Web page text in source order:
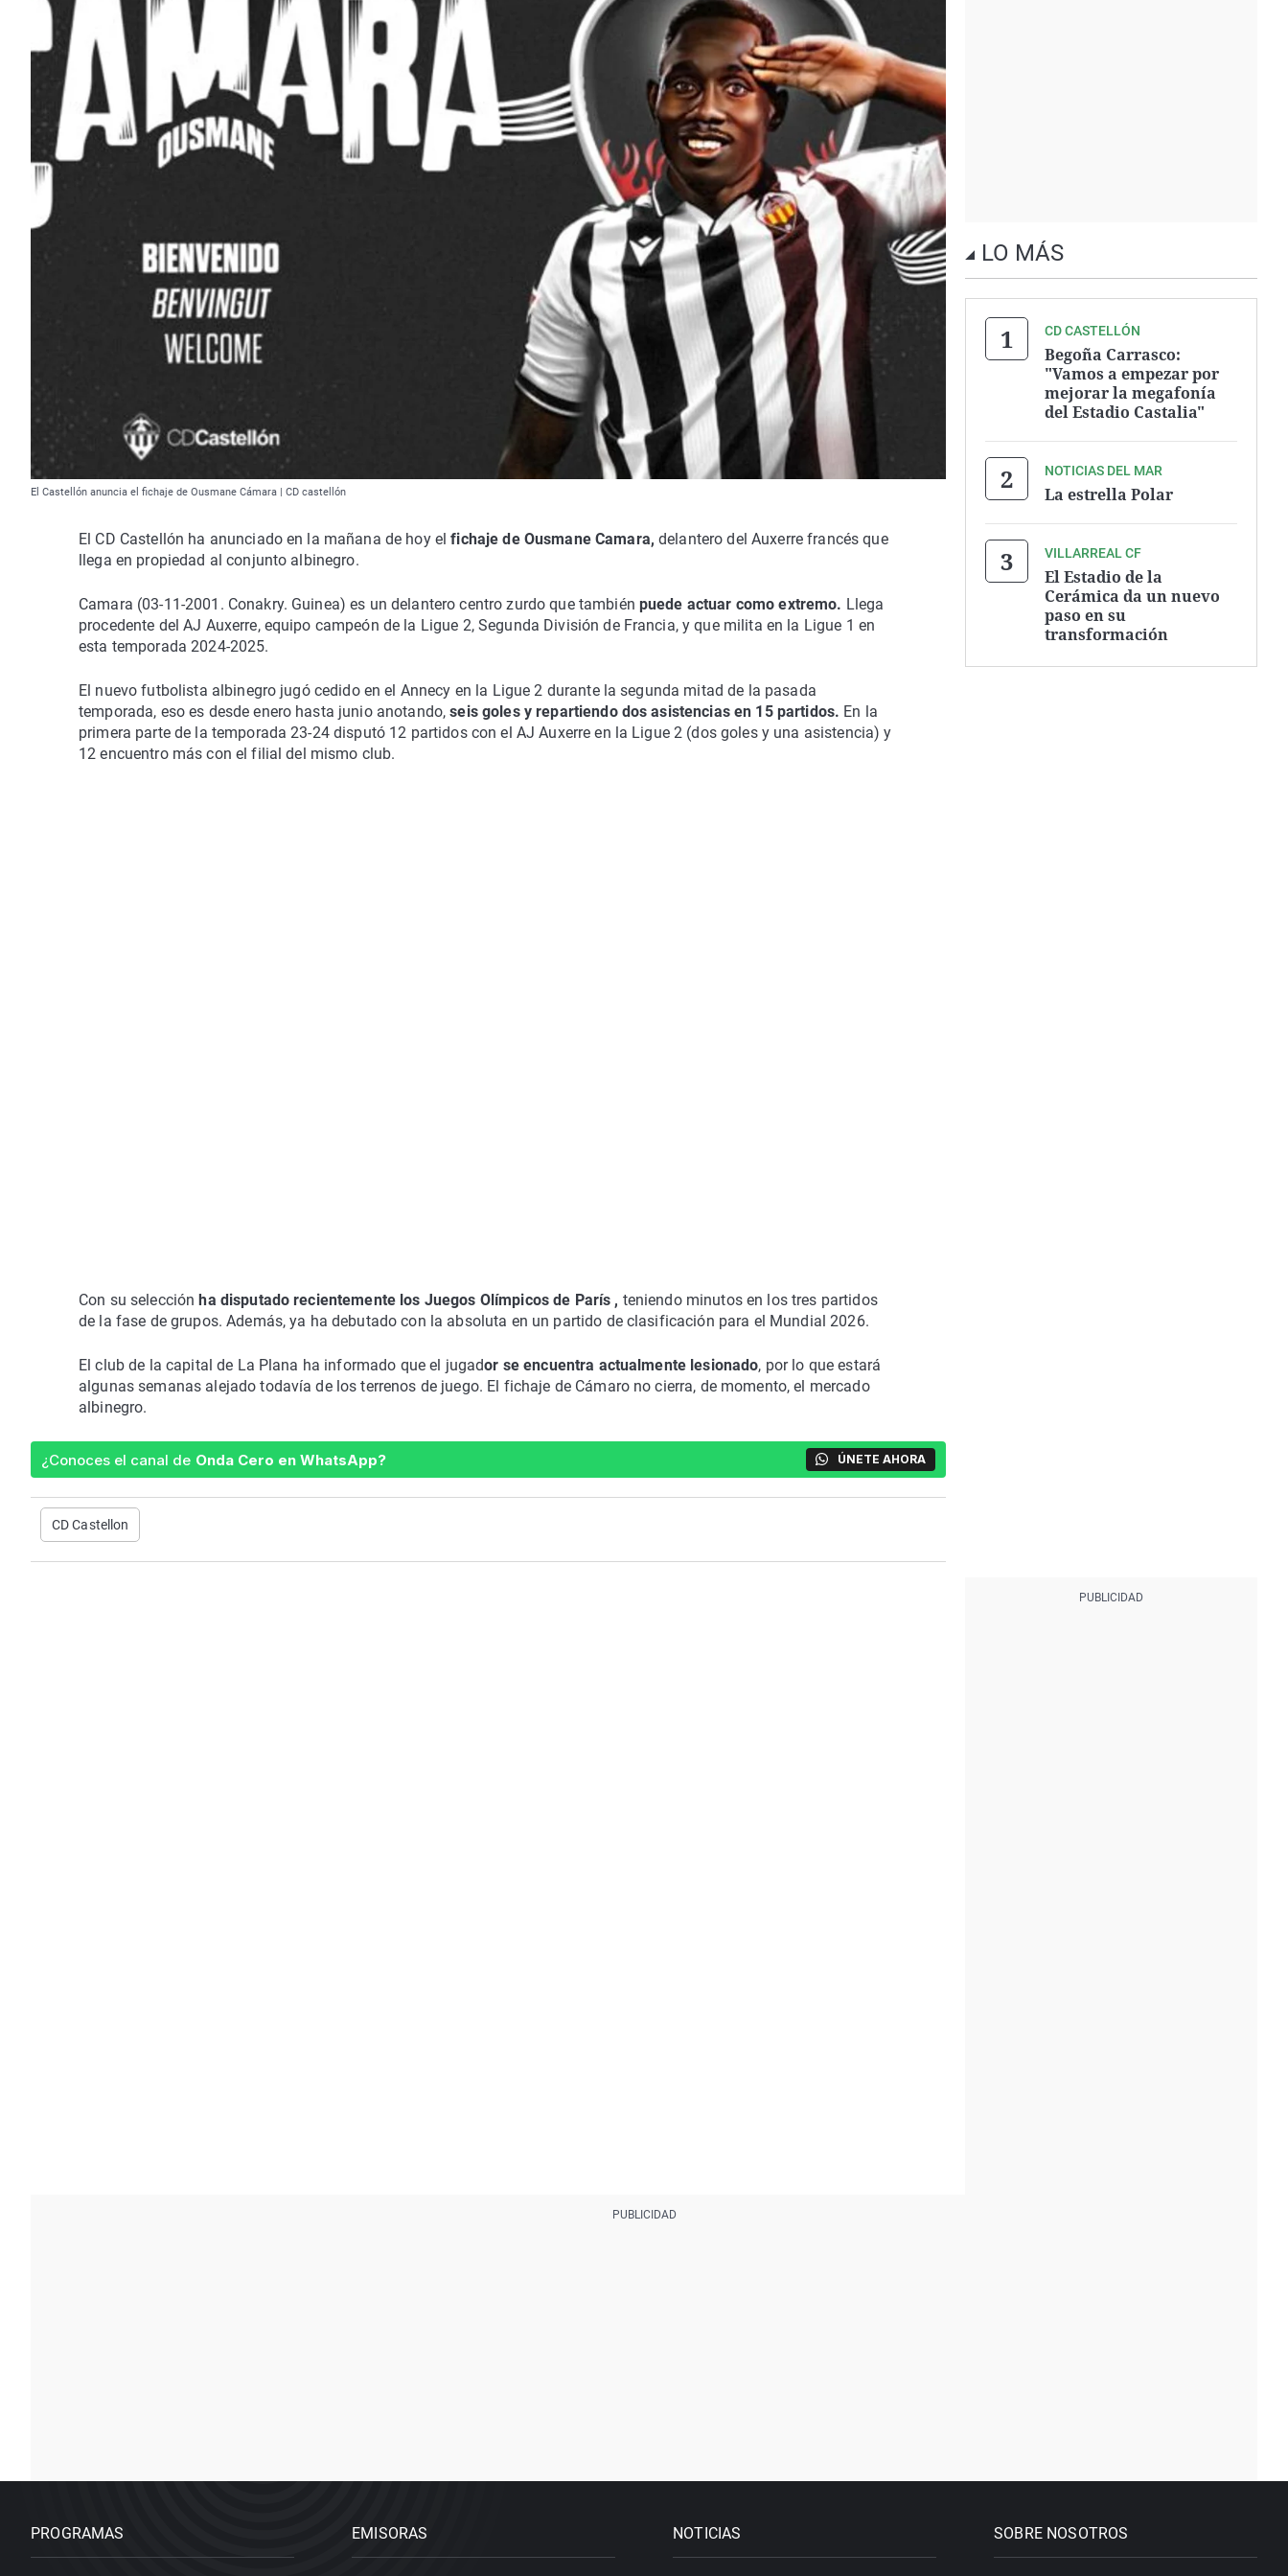
El Castellón anuncia el fichaje de Ousmane Cámara | CD castellón
El CD Castellón ha anunciado en la mañana de hoy elfichaje de Ousmane Camara, delantero del Auxerre francés que
llega en propiedad al conjunto albinegro.
Camara (03-11-2001. Conakry. Guinea) es un delantero centro zurdo que también puede actuar como extremo. Llega
procedente del AJ Auxerre, equipo campeón de la Ligue 2, Segunda División de Francia, y que milita en la Ligue 1 en
esta temporada 2024-2025.
El nuevo futbolista albinegro jugó cedido en el Annecy en la Ligue 2 durante la segunda mitad de la pasada
temporada, eso es desde enero hasta junio anotando, seis goles y repartiendo dos asistencias en 15 partidos. En la
primera parte de la temporada 23-24 disputó 12 partidos con el AJ Auxerre en la Ligue 2 (dos goles y una asistencia) y
12 encuentro más con el filial del mismo club.
Con su selección ha disputado recientemente los Juegos Olímpicos de París , teniendo minutos en los tres partidos
de la fase de grupos. Además, ya ha debutado con la absoluta en un partido de clasificación para el Mundial 2026.
El club de la capital de La Plana ha informado que el jugador se encuentra actualmente lesionado, por lo que estará
algunas semanas alejado todavía de los terrenos de juego. El fichaje de Cámaro no cierra, de momento, el mercado
albinegro.
¿Conoces el canal de Onda Cero en WhatsApp? ÚNETE AHORA
CD Castellon
LO MÁS
CD CASTELLÓN
Begoña Carrasco:
"Vamos a empezar por
mejorar la megafonía
del Estadio Castalia"
NOTICIAS DEL MAR
La estrella Polar
VILLARREAL CF
El Estadio de la
Cerámica da un nuevo
paso en su
transformación
PROGRAMAS EMISORAS NOTICIAS SOBRE NOSOTROS